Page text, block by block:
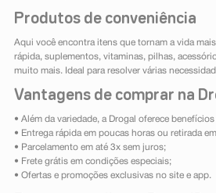
Produtos de conveniência
Aqui você encontra itens que tornam a vida
rápida, suplementos, vitaminas, pilhas,
muito mais. Ideal para resolver várias
Vantagens de comprar na
• Além da variedade, a Drogal oferece
• Entrega rápida em poucas horas ou retirada
• Parcelamento em até 3x sem juros;
• Frete grátis em condições especiais;
• Ofertas e promoções exclusivas no site e app.